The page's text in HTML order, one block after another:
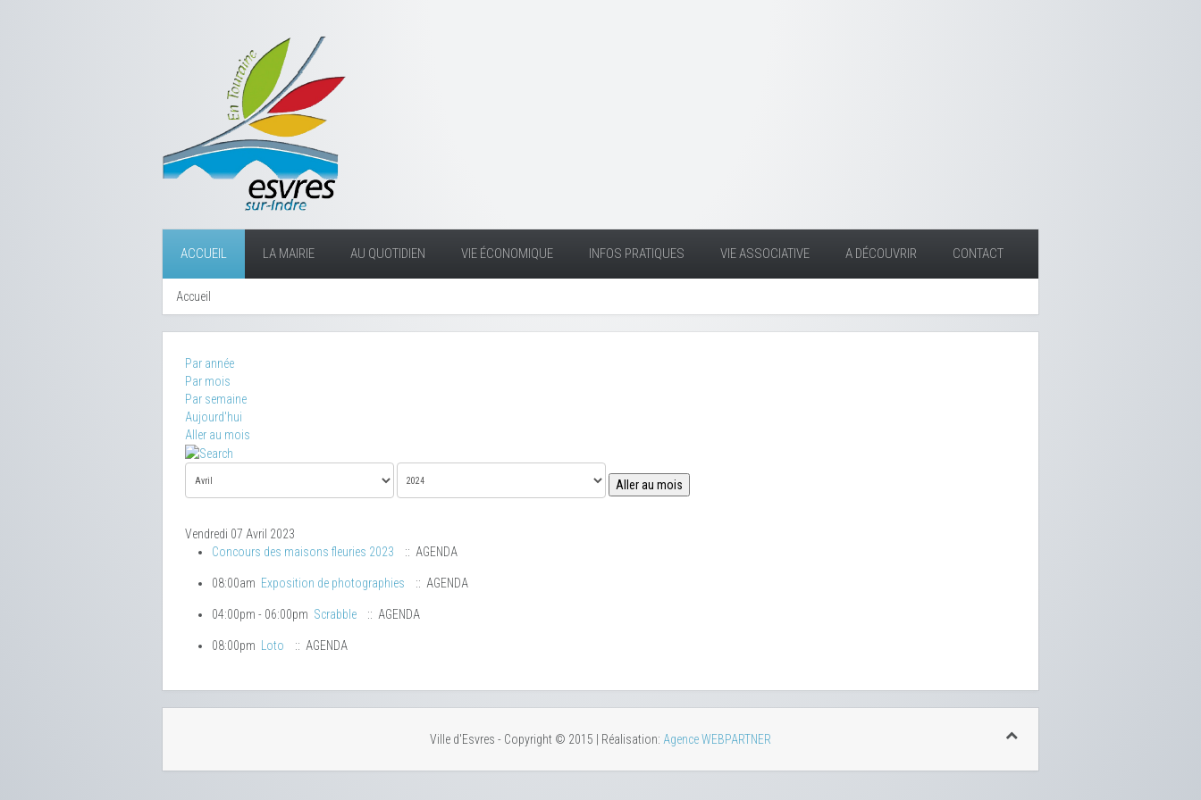
ACCUEIL LA MAIRIE AU QUOTIDIEN VIE ÉCONOMIQUE INFOS PRATIQUES VIE ASSOCIATIVE A DÉCOUVRIR CONTACT
Accueil
Par année
Par mois
Par semaine
Aujourd'hui
Aller au mois
Aller au mois
Vendredi 07 Avril 2023
Concours des maisons fleuries 2023
:: AGENDA
08:00am Exposition de photographies :: AGENDA
04:00pm - 06:00pm Scrabble :: AGENDA
08:00pm Loto :: AGENDA
Ville d'Esvres - Copyright © 2015 | Réalisation: Agence WEBPARTNER